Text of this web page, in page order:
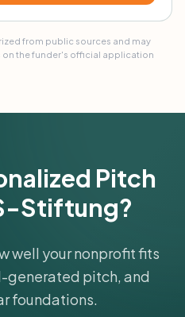
from public sources and may
the funder's official application
Pitch
Stiftung?
well your nonprofit fits
generated pitch, and
foundations.